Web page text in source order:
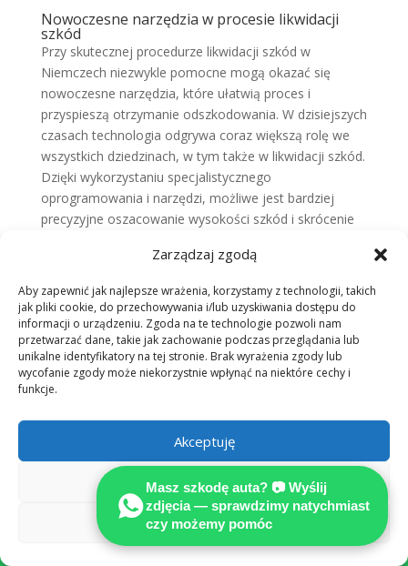
Zarządzaj zgodą
Aby zapewnić jak najlepsze wrażenia, korzystamy z technologii, takich
jak pliki cookie, do przechowywania i/lub uzyskiwania dostępu do
informacji o urządzeniu. Zgoda na te technologie pozwoli nam
przetwarzać dane, takie jak zachowanie podczas przeglądania lub
unikalne identyfikatory na tej stronie. Brak wyrażenia zgody lub
wycofanie zgody może niekorzystnie wpłynąć na niektóre cechy i
funkcje.
Akceptuję
Odmów
Zobacz preferencje
Nowoczesne narzędzia w procesie likwidacji
szkód
Przy skutecznej procedurze likwidacji szkód w
Niemczech niezwykle pomocne mogą okazać się
nowoczesne narzędzia, które ułatwią proces i
przyspieszą otrzymanie odszkodowania. W dzisiejszych
czasach technologia odgrywa coraz większą rolę we
wszystkich dziedzinach, w tym także w likwidacji szkód.
Dzięki wykorzystaniu specjalistycznego
oprogramowania i narzędzi, możliwe jest bardziej
precyzyjne oszacowanie wysokości szkód i skrócenie
procesie likwidacji szkód jest system komputerowy do
zarządzania szkodami. Ten zaawansowany program
umożliwia efektywne zbieranie i przechowywanie
danych dotyczących szkód, co ułatwia
przeprowadzenie profesjonalnej analizy i obliczenie
odszkodowania. Dzięki temu, narzędzie to znacznie
przyspiesza cały proces likwidacji szkód, ogranicza
ryzyko błędów i pozwala na lepszą współpracę
pomiędzy poszkodowanym, a firmą ubezpieczeniową.
Kolejnym przykładem innowacyjnego narzędzia jest
aplikacja mobilna do zgłaszania szkód
komunikacyjnych. Dzięki tej mobilnej aplikacji
poszkodowani mogą szybko i wygodnie zgłaszać

Masz szkodę auta? 📷 Wyślij
zdjęcia — sprawdzimy natychmiast
czy możemy pomóc